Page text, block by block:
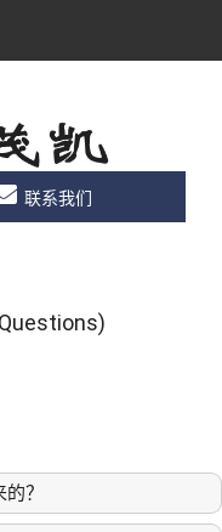
联系我们
？